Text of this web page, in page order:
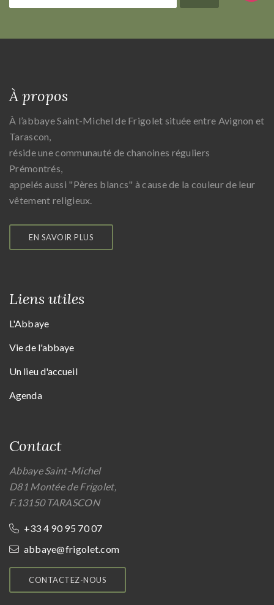
À propos
À l’abbaye Saint-Michel de Frigolet située entre Avignon et
Tarascon,
réside une communauté de chanoines réguliers
Prémontrés,
appelés aussi "Pères blancs" à cause de la couleur de leur
vêtement religieux.
EN SAVOIR PLUS
Liens utiles
L'Abbaye
Vie de l'abbaye
Un lieu d'accueil
Agenda
Contact
Abbaye Saint-Michel
D81 Montée de Frigolet,
F.13150 TARASCON
+33 4 90 95 70 07
abbaye@frigolet.com
CONTACTEZ-NOUS